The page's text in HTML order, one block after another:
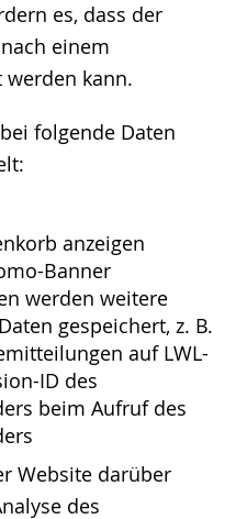
es, dass der
einem
kann.
folgende Daten
anzeigen
Banner
werden weitere
gespeichert, z. B.
auf LWL-
ID des
beim Aufruf des
Website darüber
des